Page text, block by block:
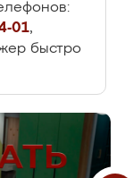
01,
быстро